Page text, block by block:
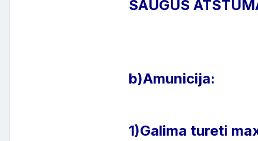
SAUGUS
b)Amunicija:
1)Galima tureti